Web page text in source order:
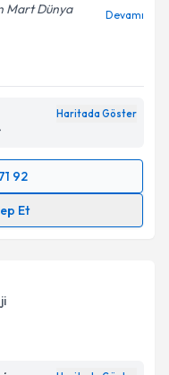
ilişkin
belirtilen
ediyorum.
Gönder
Mart Dünya
Devamı
Haritada Göster
92
Et
ile bilgilendireceğiz.